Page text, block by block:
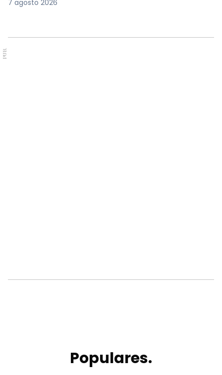
7 agosto 2026
PUB.
Populares.